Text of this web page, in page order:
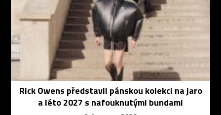
Rick Owens představil pánskou kolekci na jaro
a léto 2027 s nafouknutými bundami